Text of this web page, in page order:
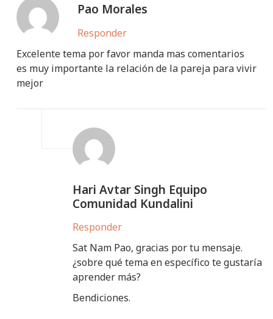
Pao Morales
Responder
Excelente tema por favor manda mas comentarios
es muy importante la relación de la pareja para vivir
mejor
Hari Avtar Singh Equipo
Comunidad Kundalini
Responder
Sat Nam Pao, gracias por tu mensaje.
¿sobre qué tema en específico te gustaría
aprender más?
Bendiciones.